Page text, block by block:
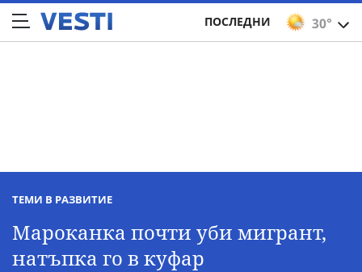
30°
ПОСЛЕДНИ
ТЕМИ В РАЗВИТИЕ
Мароканка почти уби мигрант,
натъпка го в куфар